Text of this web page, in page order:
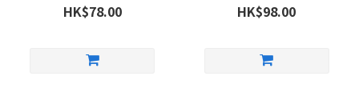
HK$78.00 HK$98.00